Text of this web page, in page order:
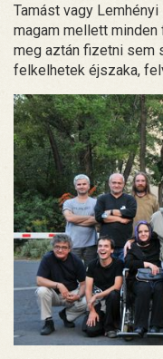
Tamást vagy
magam mellett
meg aztán fizetni sem
felkelhetek éjszaka,